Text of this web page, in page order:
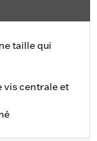
taille qui
vis centrale et